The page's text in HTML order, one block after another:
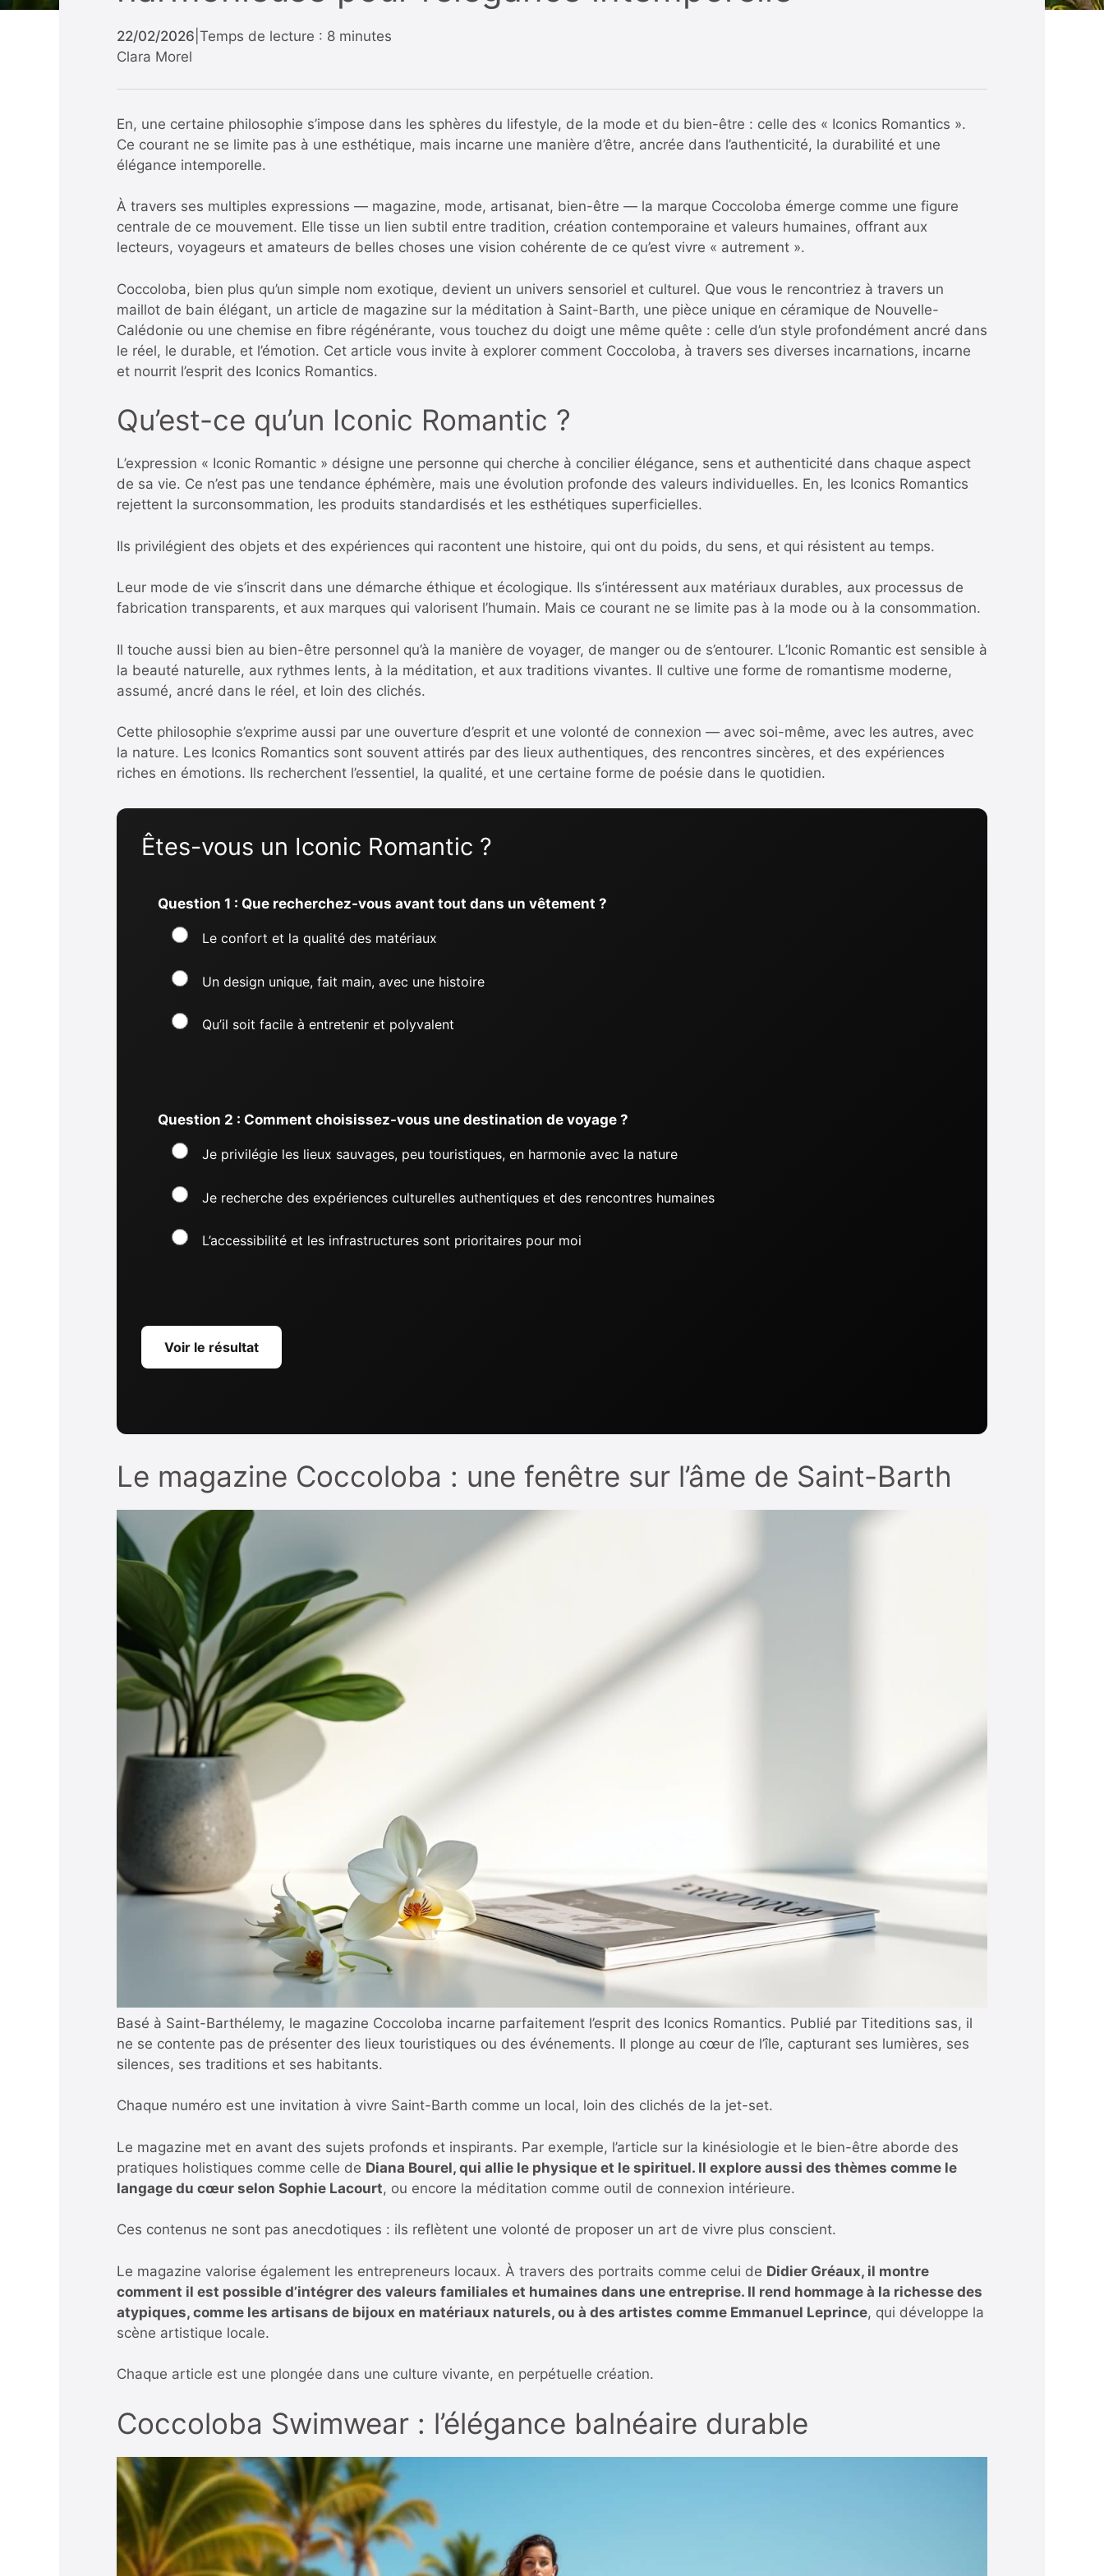
22/02/2026 Temps de lecture : 8 minutes
Clara Morel
En, une certaine philosophie s’impose dans les sphères du lifestyle, de la mode et du bien-être : celle des « Iconics Romantics ».
Ce courant ne se limite pas à une esthétique, mais incarne une manière d’être, ancrée dans l’authenticité, la durabilité et une
élégance intemporelle.
À travers ses multiples expressions — magazine, mode, artisanat, bien-être — la marque Coccoloba émerge comme une figure
centrale de ce mouvement. Elle tisse un lien subtil entre tradition, création contemporaine et valeurs humaines, offrant aux
lecteurs, voyageurs et amateurs de belles choses une vision cohérente de ce qu’est vivre « autrement ».
Coccoloba, bien plus qu’un simple nom exotique, devient un univers sensoriel et culturel. Que vous le rencontriez à travers un
maillot de bain élégant, un article de magazine sur la méditation à Saint-Barth, une pièce unique en céramique de Nouvelle-
Calédonie ou une chemise en fibre régénérante, vous touchez du doigt une même quête : celle d’un style profondément ancré dans
le réel, le durable, et l’émotion. Cet article vous invite à explorer comment Coccoloba, à travers ses diverses incarnations, incarne
et nourrit l’esprit des Iconics Romantics.
Qu’est-ce qu’un Iconic Romantic ?
L’expression « Iconic Romantic » désigne une personne qui cherche à concilier élégance, sens et authenticité dans chaque aspect
de sa vie. Ce n’est pas une tendance éphémère, mais une évolution profonde des valeurs individuelles. En, les Iconics Romantics
rejettent la surconsommation, les produits standardisés et les esthétiques superficielles.
Ils privilégient des objets et des expériences qui racontent une histoire, qui ont du poids, du sens, et qui résistent au temps.
Leur mode de vie s’inscrit dans une démarche éthique et écologique. Ils s’intéressent aux matériaux durables, aux processus de
fabrication transparents, et aux marques qui valorisent l’humain. Mais ce courant ne se limite pas à la mode ou à la consommation.
Il touche aussi bien au bien-être personnel qu’à la manière de voyager, de manger ou de s’entourer. L’Iconic Romantic est sensible à
la beauté naturelle, aux rythmes lents, à la méditation, et aux traditions vivantes. Il cultive une forme de romantisme moderne,
assumé, ancré dans le réel, et loin des clichés.
Cette philosophie s’exprime aussi par une ouverture d’esprit et une volonté de connexion — avec soi-même, avec les autres, avec
la nature. Les Iconics Romantics sont souvent attirés par des lieux authentiques, des rencontres sincères, et des expériences
riches en émotions. Ils recherchent l’essentiel, la qualité, et une certaine forme de poésie dans le quotidien.
Êtes-vous un Iconic Romantic ?
Question 1 : Que recherchez-vous avant tout dans un vêtement ?
Le confort et la qualité des matériaux
Un design unique, fait main, avec une histoire
Qu’il soit facile à entretenir et polyvalent
Question 2 : Comment choisissez-vous une destination de voyage ?
Je privilégie les lieux sauvages, peu touristiques, en harmonie avec la nature
Je recherche des expériences culturelles authentiques et des rencontres humaines
L’accessibilité et les infrastructures sont prioritaires pour moi
Voir le résultat
Le magazine Coccoloba : une fenêtre sur l’âme de Saint-Barth
Basé à Saint-Barthélemy, le magazine Coccoloba incarne parfaitement l’esprit des Iconics Romantics. Publié par Titeditions sas, il
ne se contente pas de présenter des lieux touristiques ou des événements. Il plonge au cœur de l’île, capturant ses lumières, ses
silences, ses traditions et ses habitants.
Chaque numéro est une invitation à vivre Saint-Barth comme un local, loin des clichés de la jet-set.
Le magazine met en avant des sujets profonds et inspirants. Par exemple, l’article sur la kinésiologie et le bien-être aborde des
pratiques holistiques comme celle de Diana Bourel, qui allie le physique et le spirituel. Il explore aussi des thèmes comme le
langage du cœur selon Sophie Lacourt, ou encore la méditation comme outil de connexion intérieure.
Ces contenus ne sont pas anecdotiques : ils reflètent une volonté de proposer un art de vivre plus conscient.
Le magazine valorise également les entrepreneurs locaux. À travers des portraits comme celui de Didier Gréaux, il montre
comment il est possible d’intégrer des valeurs familiales et humaines dans une entreprise. Il rend hommage à la richesse des
atypiques, comme les artisans de bijoux en matériaux naturels, ou à des artistes comme Emmanuel Leprince, qui développe la
scène artistique locale.
Chaque article est une plongée dans une culture vivante, en perpétuelle création.
Coccoloba Swimwear : l’élégance balnéaire durable